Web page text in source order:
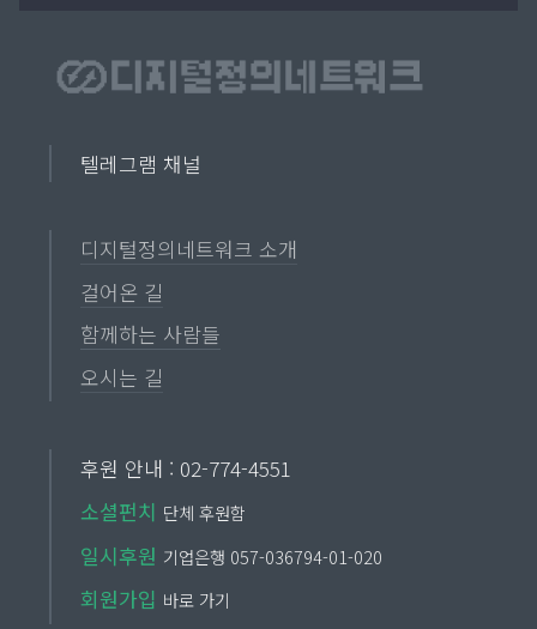
텔레그램 채널
디지털정의네트워크 소개
걸어온 길
함께하는 사람들
오시는 길
후원 안내 : 02-774-4551
소셜펀치 단체 후원함
일시후원 기업은행 057-036794-01-020
회원가입 바로 가기